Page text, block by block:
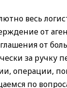
весь
от
от
за
операции,
по